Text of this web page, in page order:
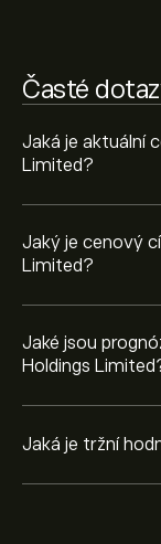
Časté
Jaká je aktuální
Limited?
Jaký je cenový
Limited?
Jaké jsou
Holdings
Jaká je tržní